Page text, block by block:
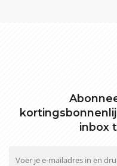
inbox